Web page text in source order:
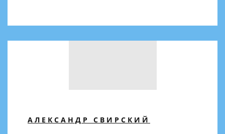
АЛЕКСАНДР СВИРСКИЙ